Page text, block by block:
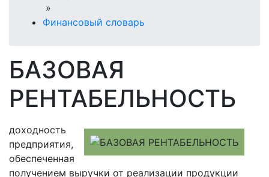
»
Финансовый словарь
БАЗОВАЯ
РЕНТАБЕЛЬНОСТЬ
доходность
предприятия,
обеспеченная
получением выручки от реализации продукции